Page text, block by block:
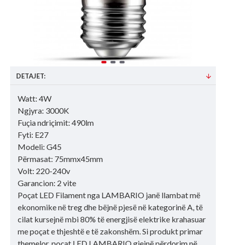
DETAJET:
Watt: 4W
Ngjyra: 3000K
Fuçia ndriçimit: 490lm
Fyti: E27
Modeli: G45
Përmasat: 75mmx45mm
Volt: 220-240v
Garancion: 2 vite
Poçat LED Filament nga LAMBARIO janë llambat më
ekonomike në treg dhe bëjnë pjesë në kategorinë A, të
cilat kursejnë mbi 80% të energjisë elektrike krahasuar
me poçat e thjeshtë e të zakonshëm. Si produkt primar